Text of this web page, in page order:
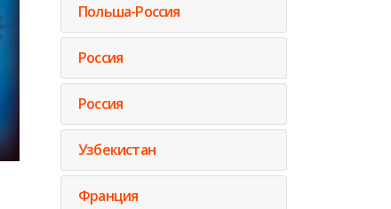
Польша-Россия
Россия
Россия
Узбекистан
Франция